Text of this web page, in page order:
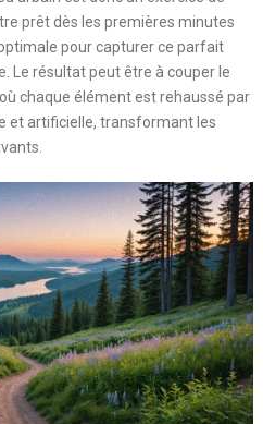
prêt dès les premières minutes
pour capturer ce parfait
Le résultat peut être à couper le
chaque élément est rehaussé par
et artificielle, transformant les